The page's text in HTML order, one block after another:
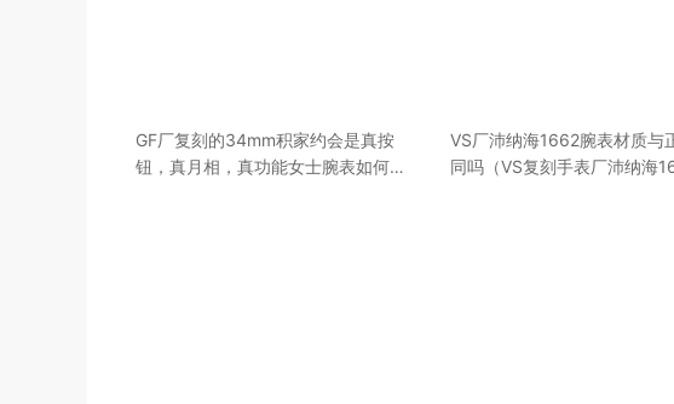
GF厂复刻的34mm积家约会是真按
钮，真月相，真功能女士腕表如何
VS厂沛纳海1662腕表材质与
同吗（VS复刻手表厂沛纳海